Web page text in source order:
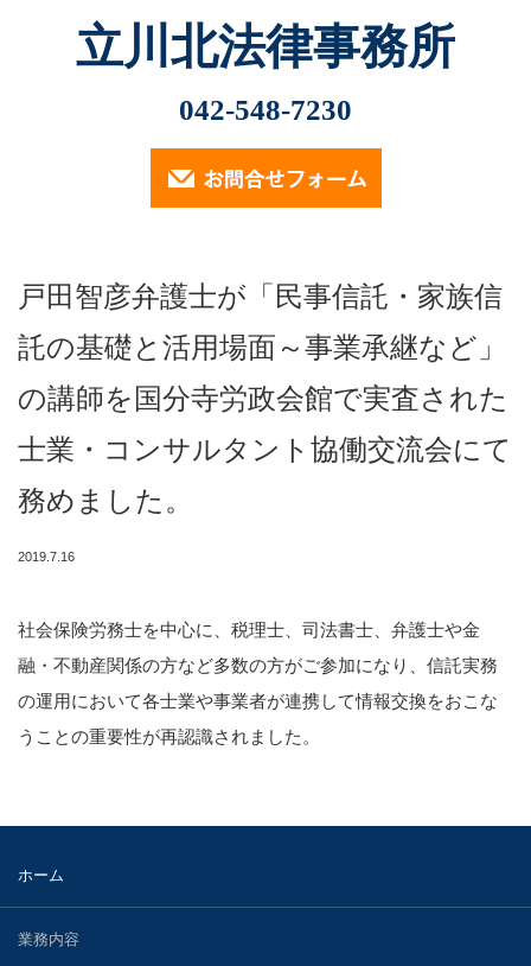
立川北法律事務所
042-548-7230
戸田智彦弁護士が「民事信託・家族信
託の基礎と活用場面～事業承継など」
の講師を国分寺労政会館で実査された
士業・コンサルタント協働交流会にて
務めました。
2019.7.16
社会保険労務士を中心に、税理士、司法書士、弁護士や金
融・不動産関係の方など多数の方がご参加になり、信託実務
の運用において各士業や事業者が連携して情報交換をおこな
うことの重要性が再認識されました。
ホーム
業務内容
遺言・相続・後見について
企業法務
知的財産
不動産の法律問題
医療・介護事業に関する法務
小林光明弁護士が2026年2月6日、立川市社会福祉協議
（定員に達したため申込受付は終了しております）…
2024.9.30
会主催の講演会「成年後見制度…
2024.7.18
他主催の「2024年度第2回…